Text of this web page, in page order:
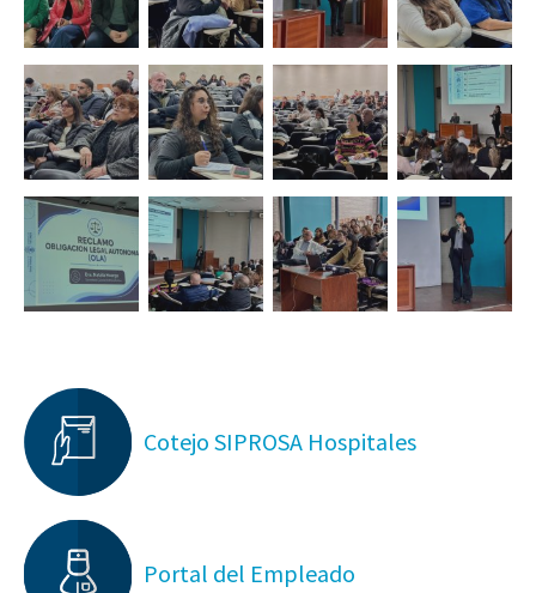
Cotejo SIPROSA Hospitales
Portal del Empleado